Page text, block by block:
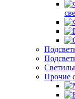
Прочие